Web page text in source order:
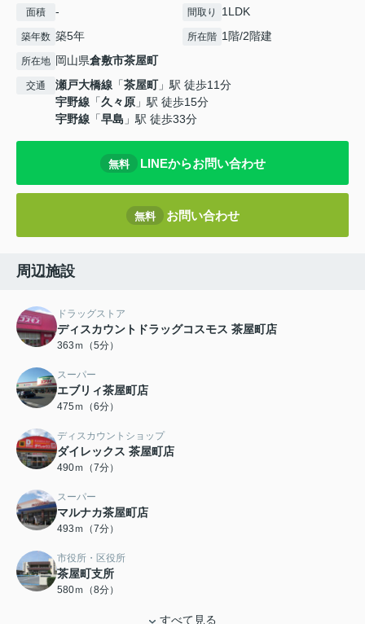
面積 - 間取り 1LDK
築年数 築5年 所在階 1階/2階建
所在地 岡山県倉敷市茶屋町
交通 瀬戸大橋線 「茶屋町」駅 徒歩11分
宇野線 「久々原 」駅 徒歩15分
宇野線 「早島 」駅 徒歩33分
無料 LINEからお問い合わせ
無料 お問い合わせ
周辺施設
ドラッグストア
ディスカウントドラッグコスモス 茶屋町店
363ｍ（5分）
スーパー
エブリィ茶屋町店
475ｍ（6分）
ディスカウントショップ
ダイレックス 茶屋町店
490ｍ（7分）
スーパー
マルナカ茶屋町店
493ｍ（7分）
市役所・区役所
茶屋町支所
580ｍ（8分）
すべて見る